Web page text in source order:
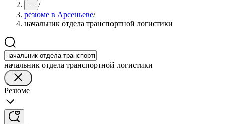
... /
резюме в Арсеньеве/
начальник отдела транспортной логистики
начальник отдела транспортной логистики
Резюме